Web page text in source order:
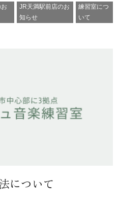
JR天満駅前店のお
知らせ
練習室につ
いて
について